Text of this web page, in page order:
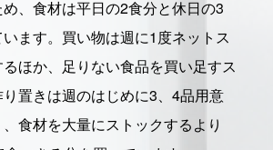
、食材は平日の2食分と休日の3
ます。買い物は週に1度ネットス
ほか、足りない食品を買い足すス
置きは週のはじめに3、4品用意
食材を大量にストックするより